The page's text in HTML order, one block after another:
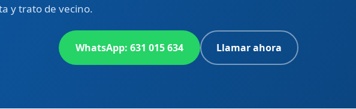
y trato de vecino.
WhatsApp: 631 015 634 Llamar ahora